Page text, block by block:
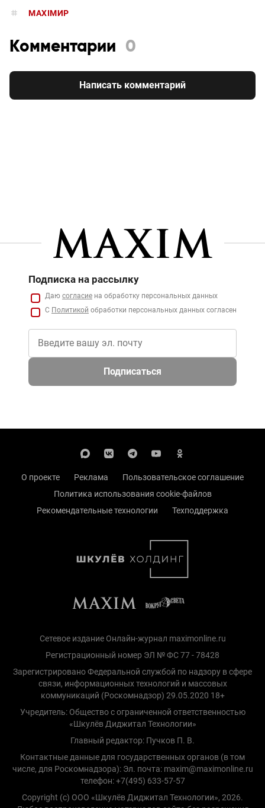
MAXIMИР
Комментарии 0
Написать комментарий
Подписка на рассылку
Даю согласие на обработку персональных данных
С Политикой обработки персональных данных согласен
Подписаться
О проекте Реклама
Пользовательское соглашение
Политика использования cookie-файлов
Рекомендательные технологии
Техподдержка
Сетевое издание Онлайн-журнал maximonline.ru
Регистрационный номер ЭЛ № ФС 77 - 78428
Зарегистрировано Федеральной службой по надзору в сфере
связи, информационных технологий и массовых
коммуникаций (Роскомнадзор) 29.05.2020 18+
Учредитель: Общество с ограниченной ответственностью
«Шкулёв Диджитал Технологии»
Главный редактор: Пучков П. В.
Контактные данные для государственных органов (в том
числе, для Роскомнадзора): Эл. почта: maxim@maximonline.ru
телефон: +7(495) 633-57-57
Copyright (с) ООО «Шкулёв Диджитал Технологии», 2026.